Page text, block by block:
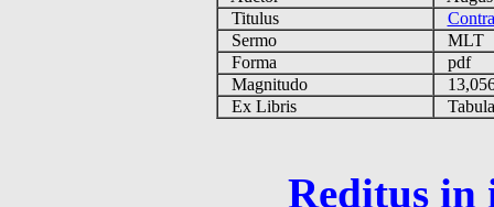
Titulus
Sermo
MLT
Forma
pdf
Magnitudo
Ex Libris
Reditus in